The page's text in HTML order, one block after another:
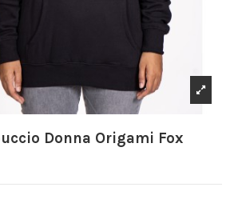
Donna Origami Fox